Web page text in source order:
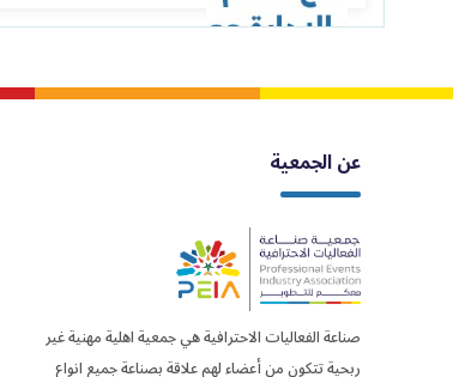
عن الجمعية
صناعة الفعاليات الاحترافية هي جمعية اهلية مهنية غير
ربحية تتكون من أعضاء لهم علاقة بصناعة جميع انواع